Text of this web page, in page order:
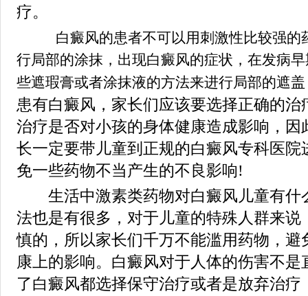
疗。
白癜风的患者不可以用刺激性比较强的
行局部的涂抹，出现白癜风的症状，在发病
些遮瑕膏或者涂抹液的方法来进行局部的遮
患有白癜风，家长们应该要选择正确的
治疗是否对小孩的身体健康造成影响，因
长一定要带儿童到正规的白癜风专科医院
免一些药物不当产生的不良影响!
生活中激素类药物对白癜风儿童有什
法也是有很多，对于儿童的特殊人群来说
慎的，所以家长们千万不能滥用药物，避
康上的影响。白癜风对于人体的伤害不
了白癜风都选择保守治疗或者是放弃治